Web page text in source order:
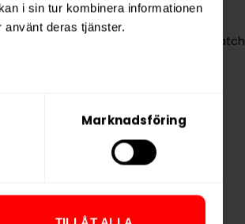
i sin tur kombinera informationen
använt deras tjänster.
Marknadsföring
ZYN
Swedish Match